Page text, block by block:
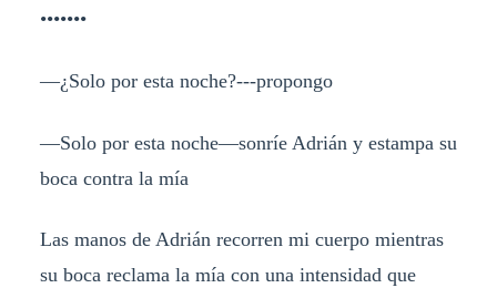
•••••••
—¿Solo por esta noche?---propongo
—Solo por esta noche—sonríe Adrián y estampa su
boca contra la mía
Las manos de Adrián recorren mi cuerpo mientras
su boca reclama la mía con una intensidad que